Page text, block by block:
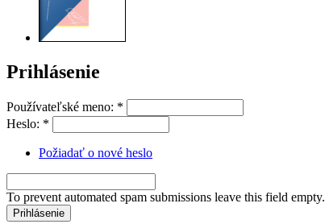
Prihlásenie
Používateľské meno: *
Heslo: *
Požiadať o nové heslo
To prevent automated spam submissions leave this field empty.